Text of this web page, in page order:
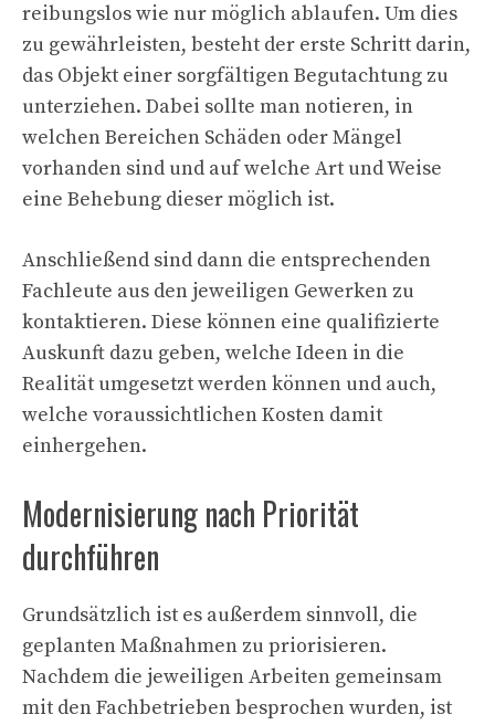
reibungslos wie nur möglich ablaufen. Um dies
zu gewährleisten, besteht der erste Schritt darin,
das Objekt einer sorgfältigen Begutachtung zu
unterziehen. Dabei sollte man notieren, in
welchen Bereichen Schäden oder Mängel
vorhanden sind und auf welche Art und Weise
eine Behebung dieser möglich ist.
Anschließend sind dann die entsprechenden
Fachleute aus den jeweiligen Gewerken zu
kontaktieren. Diese können eine qualifizierte
Auskunft dazu geben, welche Ideen in die
Realität umgesetzt werden können und auch,
welche voraussichtlichen Kosten damit
einhergehen.
Modernisierung nach Priorität
durchführen
Grundsätzlich ist es außerdem sinnvoll, die
geplanten Maßnahmen zu priorisieren.
Nachdem die jeweiligen Arbeiten gemeinsam
mit den Fachbetrieben besprochen wurden, ist